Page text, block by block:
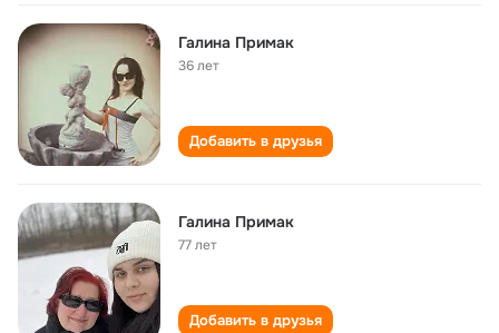
Галина Примак
36 лет
Добавить в друзья
Галина Примак
77 лет
Добавить в друзья